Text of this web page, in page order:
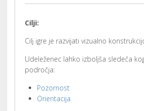
Cilji:
Cilj igre je razvijati vizualno
Udeleženec lahko izboljša sledeča
področja:
Pozornost
Orientacija